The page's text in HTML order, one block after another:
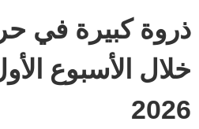
ذروة كبيرة في
خلال الأسبوع
2026